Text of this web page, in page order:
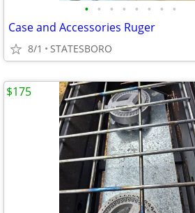
• • • • • • • •
Case and Accessories Ruger
8/1 STATESBORO
$175